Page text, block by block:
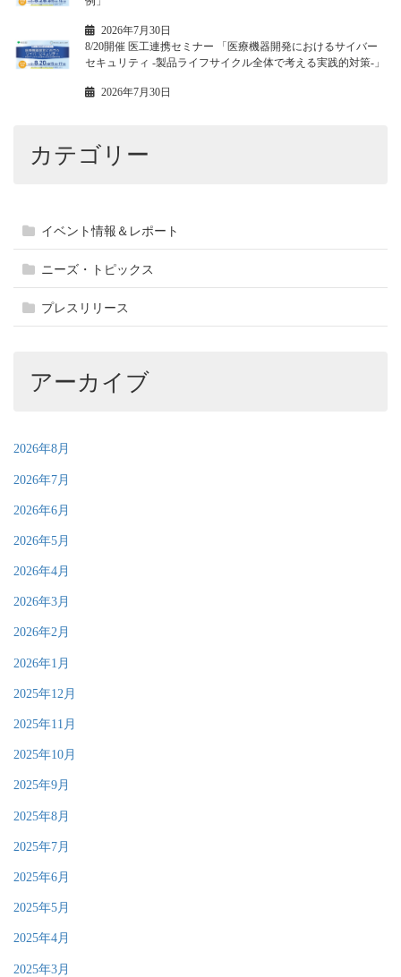
2026年7月30日
8/20開催 医工連携セミナー 「医療機器開発におけるサイバー
セキュリティ -製品ライフサイクル全体で考える実践的対策-」
2026年7月30日
カテゴリー
イベント情報＆レポート
ニーズ・トピックス
プレスリリース
アーカイブ
2026年8月
2026年7月
2026年6月
2026年5月
2026年4月
2026年3月
2026年2月
2026年1月
2025年12月
2025年11月
2025年10月
2025年9月
2025年8月
2025年7月
2025年6月
2025年5月
2025年4月
2025年3月